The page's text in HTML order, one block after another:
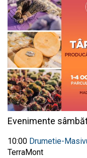
Evenimente
10:00 Drumetie-
TerraMont